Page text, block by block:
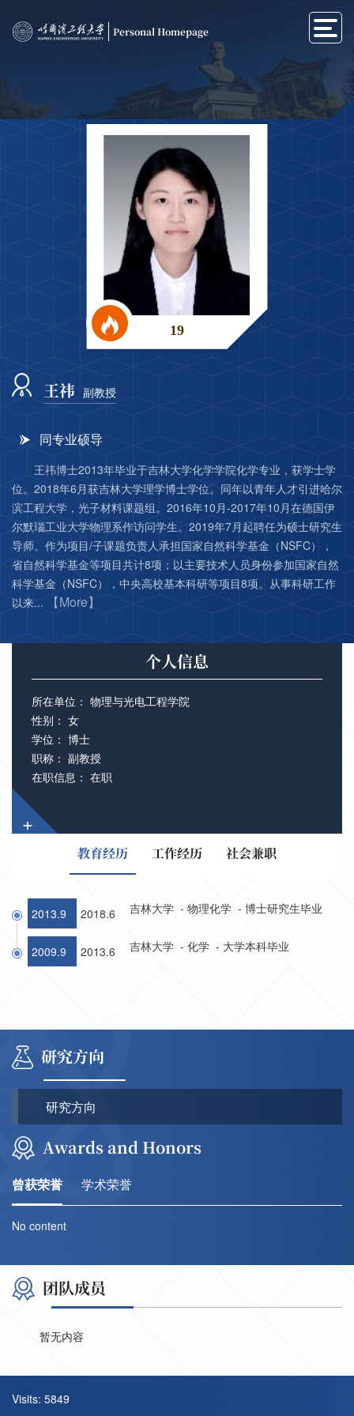
Personal Homepage
19
王祎 副教授
同专业硕导
王祎博士2013年毕业于吉林大学化学学院化学专业，获学士学
位。2018年6月获吉林大学理学博士学位。同年以青年人才引进哈尔
滨工程大学，光子材料课题组。2016年10月-2017年10月在德国伊
尔默瑙工业大学物理系作访问学生。2019年7月起聘任为硕士研究生
导师。作为项目/子课题负责人承担国家自然科学基金（NSFC），
省自然科学基金等项目共计8项；以主要技术人员身份参加国家自然
科学基金（NSFC），中央高校基本科研等项目8项。从事科研工作
以来...
【More】
个人信息
所在单位： 物理与光电工程学院
性别： 女
学位： 博士
职称： 副教授
在职信息： 在职
+
教育经历 工作经历 社会兼职
2013.9 2018.6 吉林大学 - 物理化学 - 博士研究生毕业
2009.9 2013.6 吉林大学 - 化学 - 大学本科毕业
研究方向
研究方向
Awards and Honors
曾获荣誉 学术荣誉
No content
团队成员
暂无内容
Visits: 5849